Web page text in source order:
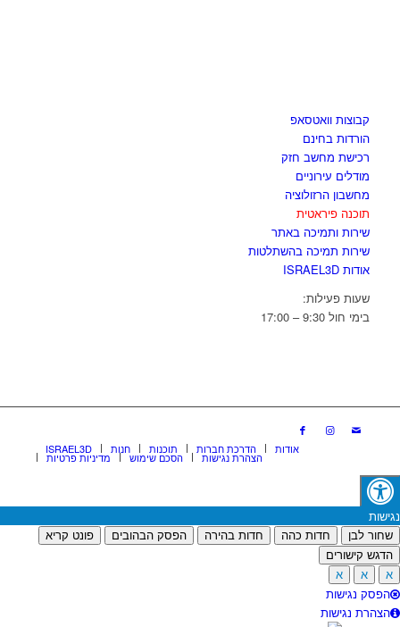
קבוצות וואטסאפ
הורדות בחינם
רכישת מחשב חזק
מודלים עירוניים
מחשבון הרזולוציה
תוכנה פיראטית
שירות ותמיכה באתר
שירות תמיכה בהשתלטות
אודות ISRAEL3D
שעות פעילות:
בימי חול 9:30 – 17:00
ISRAEL3D חנות תוכנות הדרכת חברות אודות
מדיניות פרטיות הסכם שימוש הצהרת נגישות
נגישות
שחור לבן חדות כהה חדות בהירה הפסק הבהובים
פונט קריא
הדגש קישורים
א
א א
הפסק נגישות
הצהרת נגישות